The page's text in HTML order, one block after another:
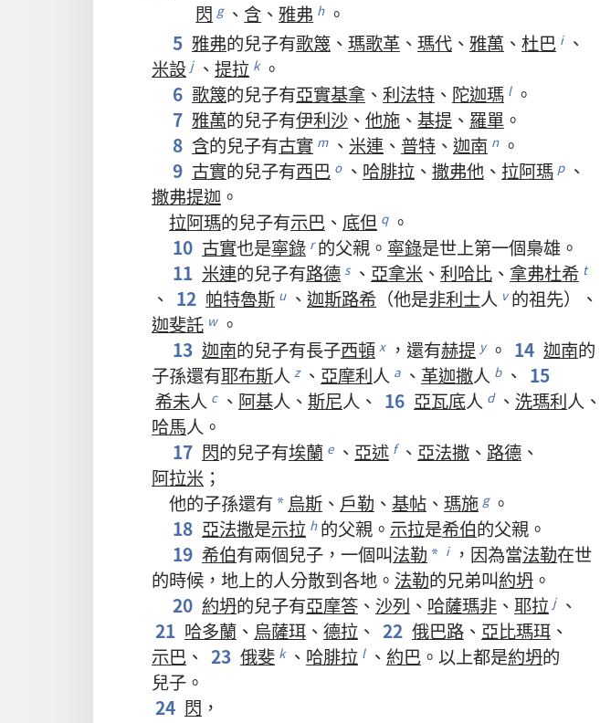
閃 g 、 含 、雅弗 h 。
5 雅弗的兒子有歌篾 、 瑪歌革 、 瑪代 、 雅萬 、 杜巴 i 、
米設 j 、 提拉 k 。
6 歌篾的兒子有亞實基拿 、 利法特 、 陀迦瑪 l 。
7 雅萬的兒子有伊利沙 、 他施 、 基提 、 羅單 。
8 含的兒子有古實 m 、 米連 、 普特 、 迦南 n 。
9 古實的兒子有西巴 o 、 哈腓拉 、 撒弗他 、 拉阿瑪 p 、
撒弗提迦 。
拉阿瑪的兒子有示巴 、 底但 q 。
10 古實也是寧錄 r 的父親 。 寧錄是世上第一個梟雄 。
11 米連的兒子有路德 s 、 亞拿米 、 利哈比 、 拿弗杜希 t
、 12 帕特魯斯 u 、 迦斯路希 （他是非利士人 v 的祖先）、
迦斐託 w 。
13 迦南的兒子有長子西頓 x ， 還有赫提 y 。 14 迦南的
子孫還有耶布斯人 z 、 亞摩利人 a 、 革迦撒人 b 、 15
希未人 c 、 阿基人 、 斯尼人 、 16 亞瓦底人 d 、 洗瑪利人 、
哈馬人 。
17 閃的兒子有埃蘭 e 、 亞述 f 、 亞法撒 、 路德 、
阿拉米 ；
他的子孫還有 * 烏斯 、 戶勒 、 基帖 、 瑪施 g 。
18 亞法撒是示拉 h 的父親 。 示拉是希伯的父親 。
19 希伯有兩個兒子 ， 一個叫法勒 * i ， 因為當法勒在世
的時候 ， 地上的人分散到各地 。 法勒的兄弟叫約坍 。
20 約坍的兒子有亞摩答 、 沙列 、 哈薩瑪非 、 耶拉 j 、
21 哈多蘭 、 烏薩珥 、 德拉 、 22 俄巴路 、 亞比瑪珥 、
示巴 、 23 俄斐 k 、 哈腓拉 l 、 約巴 。 以上都是約坍的
兒子 。
24 閃 ，